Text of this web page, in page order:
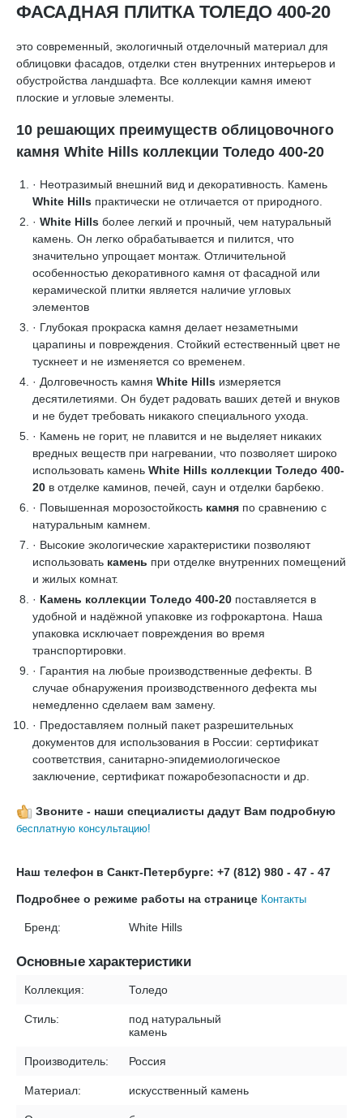
ФАСАДНАЯ ПЛИТКА ТОЛЕДО 400-20
это современный, экологичный отделочный материал для
облицовки фасадов, отделки стен внутренних интерьеров и
обустройства ландшафта. Все коллекции камня имеют
плоские и угловые элементы.
10 решающих преимуществ облицовочного
камня White Hills коллекции Толедо 400-20
· Неотразимый внешний вид и декоративность. Камень
White Hills практически не отличается от природного.
· White Hills более легкий и прочный, чем натуральный
камень. Он легко обрабатывается и пилится, что
значительно упрощает монтаж. Отличительной
особенностью декоративного камня от фасадной или
керамической плитки является наличие угловых
элементов
· Глубокая прокраска камня делает незаметными
царапины и повреждения. Стойкий естественный цвет не
тускнеет и не изменяется со временем.
· Долговечность камня White Hills измеряется
десятилетиями. Он будет радовать ваших детей и внуков
и не будет требовать никакого специального ухода.
· Камень не горит, не плавится и не выделяет никаких
вредных веществ при нагревании, что позволяет широко
использовать камень White Hills коллекции Толедо 400-
20 в отделке каминов, печей, саун и отделки барбекю.
· Повышенная морозостойкость камня по сравнению с
натуральным камнем.
· Высокие экологические характеристики позволяют
использовать камень при отделке внутренних помещений
и жилых комнат.
· Камень коллекции Толедо 400-20 поставляется в
удобной и надёжной упаковке из гофрокартона. Наша
упаковка исключает повреждения во время
транспортировки.
· Гарантия на любые производственные дефекты. В
случае обнаружения производственного дефекта мы
немедленно сделаем вам замену.
· Предоставляем полный пакет разрешительных
документов для использования в России: сертификат
соответствия, санитарно-эпидемиологическое
заключение, сертификат пожаробезопасности и др.
Звоните - наши специалисты дадут Вам подробную
бесплатную консультацию!
Наш телефон в Санкт-Петербурге: +7 (812) 980 - 47 - 47
Подробнее о режиме работы на странице Контакты
Бренд: White Hills
Основные характеристики
Коллекция: Толедо
Стиль:
под натуральный
камень
Производитель: Россия
Материал: искусственный камень